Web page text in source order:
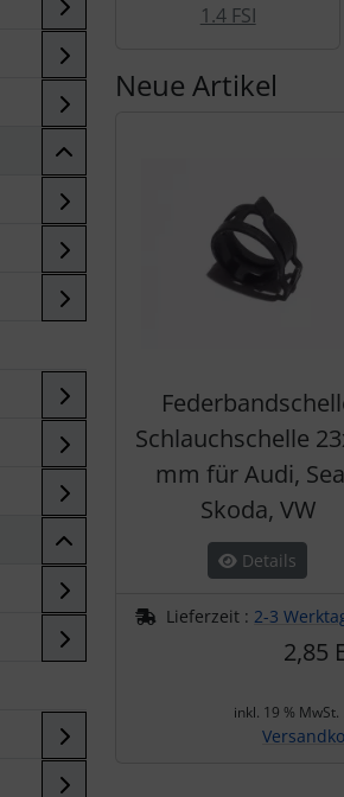
1.4 FSI
Neue Artikel
Schlauchschelle
mm für Audi,
Skoda, VW
Details
Lieferzeit : 2-3
2,85
inkl. 19 % MwSt.